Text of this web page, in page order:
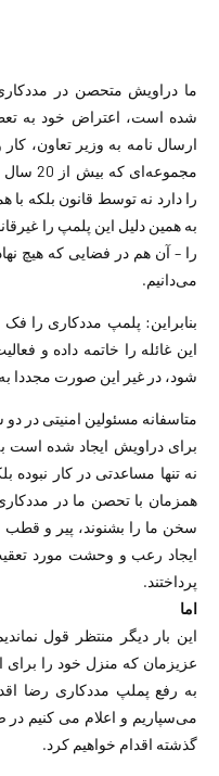
ما دراویش متحصن در
شده است، اعتراض خود به
ارسال نامه به وزیر تعاون،
را دارد نه توسط قانون بلکه
به همین دلیل این پلمپ را
را – آن هم در فضایی که هیچ
می‌دانیم.
بنابراین: پلمپ مددکاری را
این غائله را خاتمه داده و
شود، در غیر این صورت مجددا
متاسفانه مسئولین امنیتی در
برای دراویش ایجاد شده است
نه تنها مساعدتی در کار نبوده
همزمان با تحصن ما در
سخن ما را بشنوند، پیر و قطب
ایجاد رعب و وحشت مورد
پرداختند.
اما
این بار دیگر منتظر قول
عزیزمان که منزل خود را برای
به رفع پملپ مددکاری رضا
می‌سپاریم و اعلام می کنیم
گذشته اقدام خواهیم کرد.